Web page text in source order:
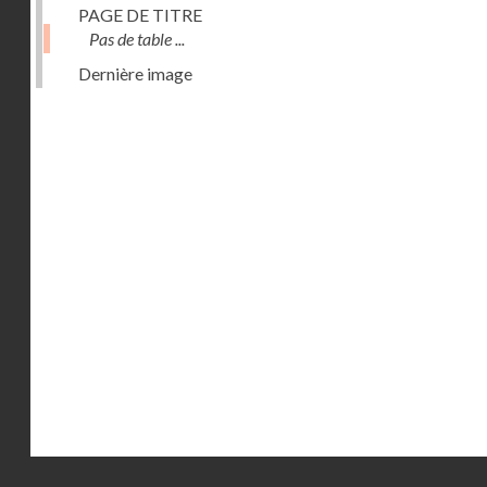
PAGE DE TITRE
Pas de table ...
Dernière image